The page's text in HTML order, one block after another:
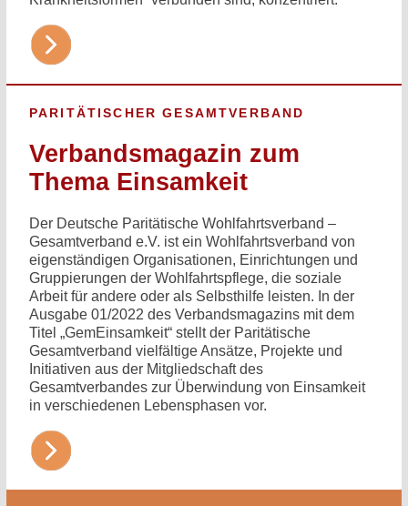
PARITÄTISCHER GESAMTVERBAND
Verbandsmagazin zum
Thema Einsamkeit
Der Deutsche Paritätische Wohlfahrtsverband –
Gesamtverband e.V. ist ein Wohlfahrtsverband von
eigenständigen Organisationen, Einrichtungen und
Gruppierungen der Wohlfahrtspflege, die soziale
Arbeit für andere oder als Selbsthilfe leisten. In der
Ausgabe 01/2022 des Verbandsmagazins mit dem
Titel „GemEinsamkeit“ stellt der Paritätische
Gesamtverband vielfältige Ansätze, Projekte und
Initiativen aus der Mitgliedschaft des
Gesamtverbandes zur Überwindung von Einsamkeit
in verschiedenen Lebensphasen vor.